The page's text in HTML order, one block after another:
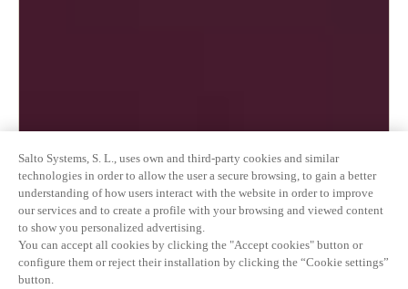
Salto Systems, S. L., uses own and third-party cookies and similar
technologies in order to allow the user a secure browsing, to gain a better
understanding of how users interact with the website in order to improve
our services and to create a profile with your browsing and viewed content
to show you personalized advertising.
You can accept all cookies by clicking the "Accept cookies" button or
configure them or reject their installation by clicking the “Cookie settings”
button.